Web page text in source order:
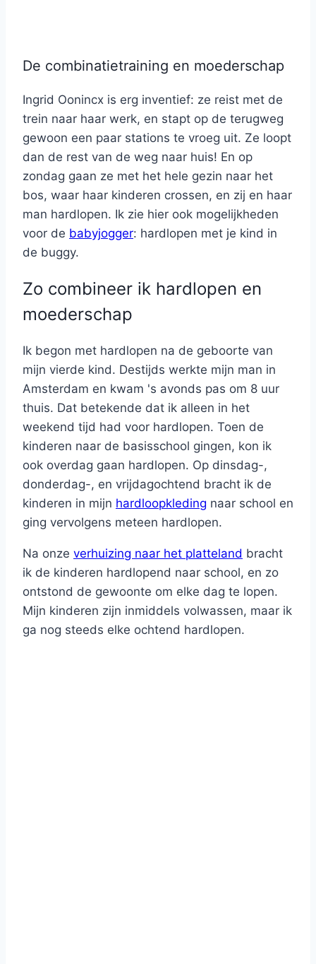
De combinatietraining en moederschap
Ingrid Oonincx is erg inventief: ze reist met de
trein naar haar werk, en stapt op de terugweg
gewoon een paar stations te vroeg uit. Ze loopt
dan de rest van de weg naar huis! En op
zondag gaan ze met het hele gezin naar het
bos, waar haar kinderen crossen, en zij en haar
man hardlopen. Ik zie hier ook mogelijkheden
voor de babyjogger: hardlopen met je kind in
de buggy.
Zo combineer ik hardlopen en
moederschap
Ik begon met hardlopen na de geboorte van
mijn vierde kind. Destijds werkte mijn man in
Amsterdam en kwam 's avonds pas om 8 uur
thuis. Dat betekende dat ik alleen in het
weekend tijd had voor hardlopen. Toen de
kinderen naar de basisschool gingen, kon ik
ook overdag gaan hardlopen. Op dinsdag-,
donderdag-, en vrijdagochtend bracht ik de
kinderen in mijn hardloopkleding naar school en
ging vervolgens meteen hardlopen.
Na onze verhuizing naar het platteland bracht
ik de kinderen hardlopend naar school, en zo
ontstond de gewoonte om elke dag te lopen.
Mijn kinderen zijn inmiddels volwassen, maar ik
ga nog steeds elke ochtend hardlopen.